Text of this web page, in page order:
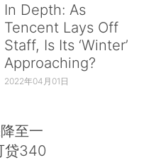
In Depth: As
Tencent Lays Off
Staff, Is Its ‘Winter’
Approaching?
2022年04月01日
至一
贷340